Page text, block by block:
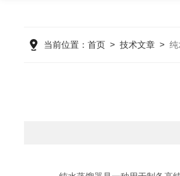
当前位置： 首页> 技术文章> 纯